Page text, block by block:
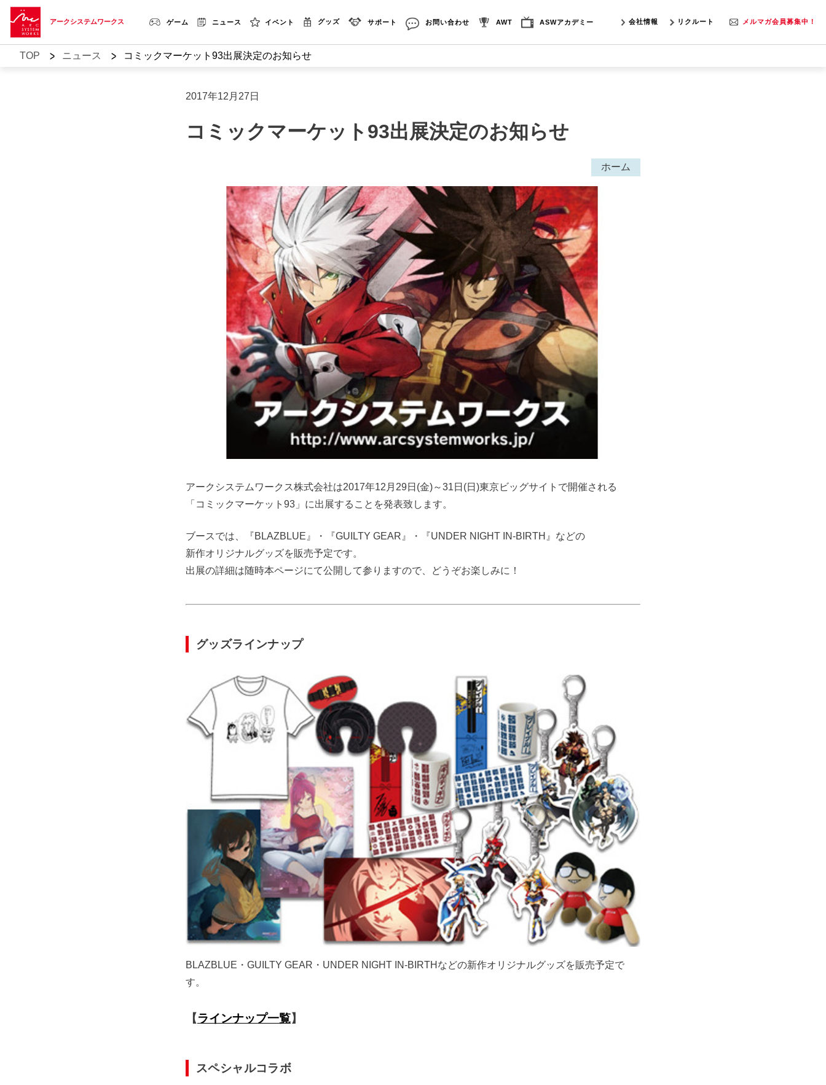
アークシステムワークス ゲーム ニュース イベント グッズ サポート お問い合わせ AWT ASWアカデミー 会社情報 リクルート メルマガ会員募集中！
TOP > ニュース > コミックマーケット93出展決定のお知らせ
2017年12月27日
コミックマーケット93出展決定のお知らせ
ホーム
アークシステムワークス株式会社は2017年12月29日(金)～31日(日)東京ビッグサイトで開催される
「コミックマーケット93」に出展することを発表致します。
ブースでは、『BLAZBLUE』・『GUILTY GEAR』・『UNDER NIGHT IN-BIRTH』などの
新作オリジナルグッズを販売予定です。
出展の詳細は随時本ページにて公開して参りますので、どうぞお楽しみに！
グッズラインナップ
BLAZBLUE・GUILTY GEAR・UNDER NIGHT IN-BIRTHなどの新作オリジナルグッズを販売予定で
す。
【ラインナップ一覧】
スペシャルコラボ